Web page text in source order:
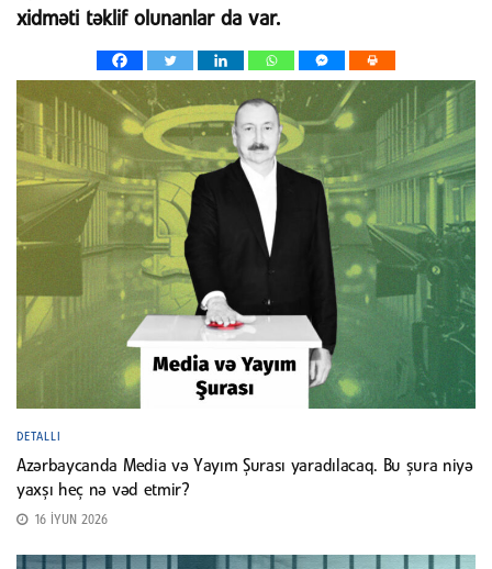
xidməti təklif olunanlar da var.
DETALLI
Azərbaycanda Media və Yayım Şurası yaradılacaq. Bu şura niyə
yaxşı heç nə vəd etmir?
16 İYUN 2026